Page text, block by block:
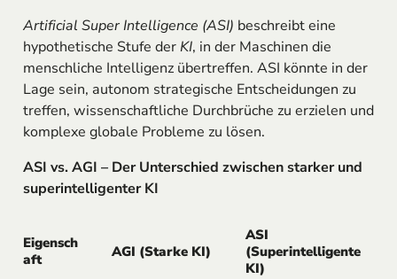
Artificial Super Intelligence (ASI) beschreibt eine
hypothetische Stufe derKI, in der Maschinen die
menschliche Intelligenz übertreffen. ASI könnte in der
Lage sein, autonom strategische Entscheidungen zu
treffen, wissenschaftliche Durchbrüche zu erzielen und
komplexe globale Probleme zu lösen.
ASI vs. AGI – Der Unterschied zwischen starker und
superintelligenter KI
Eigensch
aft
AGI (Starke KI)
ASI
(Superintelligente
KI)